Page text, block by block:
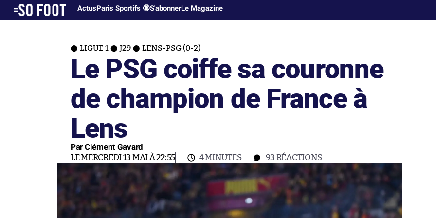
ActusParis Sportifs 🔞S'abonnerLe Magazine
LIGUE 1 J29 LENS-PSG (0-2)
Le PSG coiffe sa couronne
de champion de France à
Lens
Par Clément Gavard
LE MERCREDI 13 MAI À 22:55 4 MINUTES 93 RÉACTIONS